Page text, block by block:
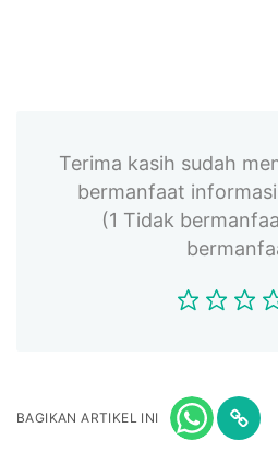
Terima kasih sudah
bermanfaat
(1 Tidak
BAGIKAN ARTIKEL INI